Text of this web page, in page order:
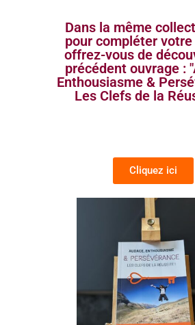
Dans la même
pour compléter
offrez-vous de
précédent ouvrage :
Enthousiasme &
Les Clefs de la
Cliquez ici